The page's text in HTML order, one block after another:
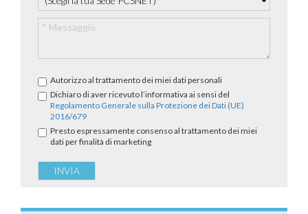
Autorizzo al trattamento dei miei dati personali
Dichiaro di aver ricevuto l’informativa ai sensi del
Regolamento Generale sulla Protezione dei Dati (UE)
2016/679
Presto espressamente consenso al trattamento dei miei
dati per finalità di marketing